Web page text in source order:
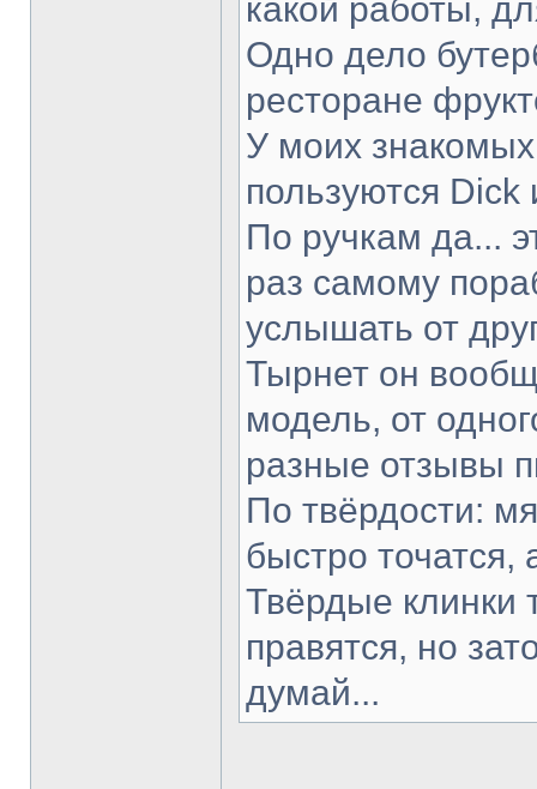
какой работы,
Одно дело
ресторане
У моих
пользуются Dick
По ручкам да...
раз самому
услышать от
Тырнет он
модель, от
разные отзывы
По твёрдости:
быстро точатся,
Твёрдые клинки
правятся, но
думай...